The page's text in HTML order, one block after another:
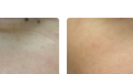
食べ物 ＹＡＧレーザー